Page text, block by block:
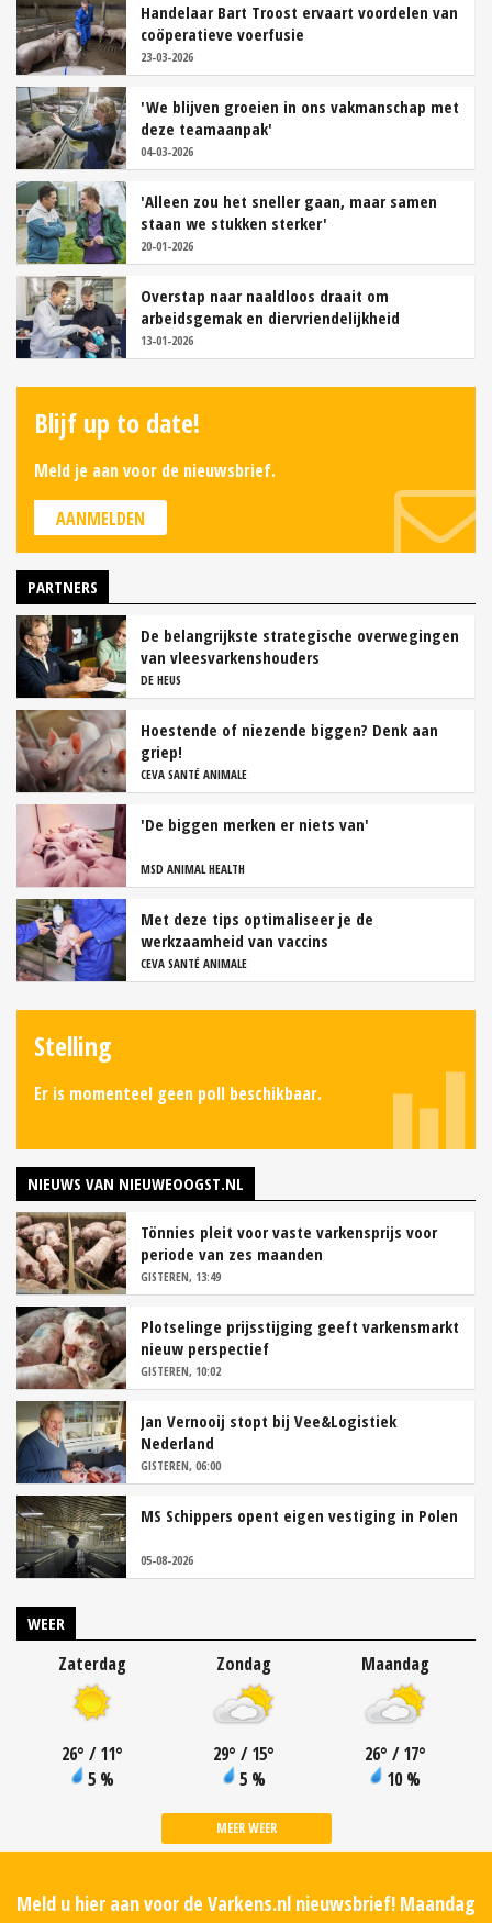
Handelaar Bart Troost ervaart voordelen van
coöperatieve voerfusie
23-03-2026
'We blijven groeien in ons vakmanschap met
deze teamaanpak'
04-03-2026
'Alleen zou het sneller gaan, maar samen
staan we stukken sterker'
20-01-2026
Overstap naar naaldloos draait om
arbeidsgemak en diervriendelijkheid
13-01-2026
Blijf up to date!
Meld je aan voor de nieuwsbrief.
AANMELDEN
PARTNERS
De belangrijkste strategische overwegingen
van vleesvarkenshouders
DE HEUS
Hoestende of niezende biggen? Denk aan
griep!
CEVA SANTÉ ANIMALE
'De biggen merken er niets van'
MSD ANIMAL HEALTH
Met deze tips optimaliseer je de
werkzaamheid van vaccins
CEVA SANTÉ ANIMALE
Stelling
Er is momenteel geen poll beschikbaar.
NIEUWS VAN NIEUWEOOGST.NL
Tönnies pleit voor vaste varkensprijs voor
periode van zes maanden
GISTEREN, 13:49
Plotselinge prijsstijging geeft varkensmarkt
nieuw perspectief
GISTEREN, 10:02
Jan Vernooij stopt bij Vee&Logistiek
Nederland
GISTEREN, 06:00
MS Schippers opent eigen vestiging in Polen
05-08-2026
WEER
Zaterdag
26° / 11°
5 %
Zondag
29° / 15°
5 %
Maandag
26° / 17°
10 %
MEER WEER
Meld u hier aan voor de Varkens.nl nieuwsbrief! Maandag